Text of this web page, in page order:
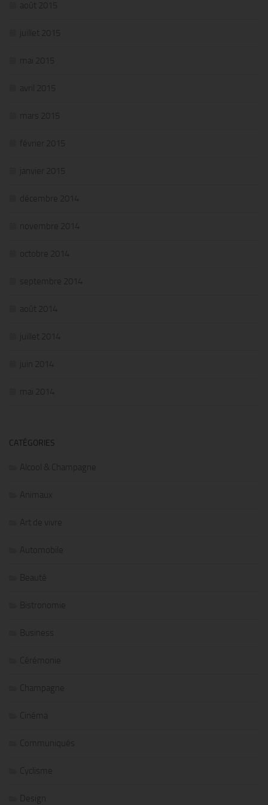
août 2015
juillet 2015
mai 2015
avril 2015
mars 2015
février 2015
janvier 2015
décembre 2014
novembre 2014
octobre 2014
septembre 2014
août 2014
juillet 2014
juin 2014
mai 2014
CATÉGORIES
Alcool & Champagne
Animaux
Art de vivre
Automobile
Beauté
Bistronomie
Business
Cérémonie
Champagne
Cinéma
Communiqués
Cyclisme
Design